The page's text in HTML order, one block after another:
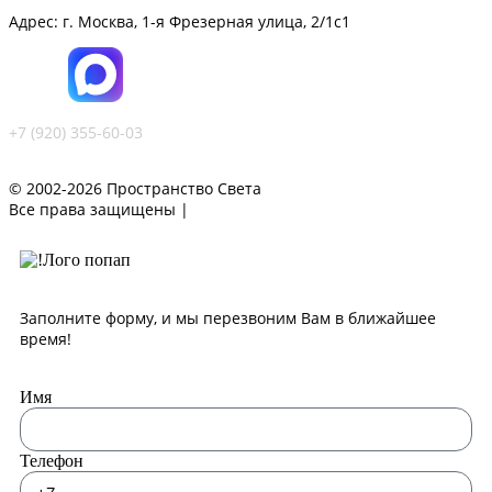
Адрес: г. Москва, 1-я Фрезерная улица, 2/1с1
+7 (920) 355-60-03
© 2002-2026 Пространство Света
Все права защищены |
Заполните форму, и мы перезвоним Вам в ближайшее
время!
Имя
Телефон